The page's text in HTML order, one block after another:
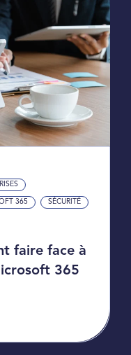
365 SÉCURITÉ
faire face à
365